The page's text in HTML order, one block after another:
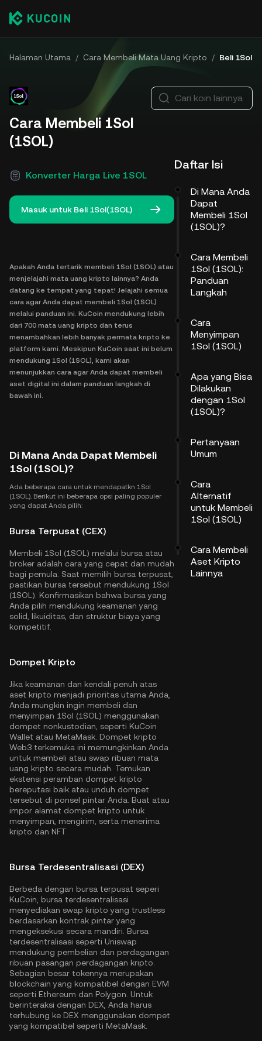
Halaman Utama / Cara Membeli Mata Uang Kripto / Beli 1Sol
Cara Membeli 1Sol
(1SOL)
Konverter Harga Live 1SOL
Masuk untuk Beli 1Sol(1SOL)
Apakah Anda tertarik membeli 1Sol (1SOL) atau
menjelajahi mata uang kripto lainnya? Anda
datang ke tempat yang tepat! Jelajahi semua
cara agar Anda dapat membeli 1Sol (1SOL)
melalui panduan ini. KuCoin mendukung lebih
dari 700 mata uang kripto dan terus
menambahkan lebih banyak permata kripto ke
platform kami. Meskipun KuCoin saat ini belum
mendukung 1Sol (1SOL), kami akan
menunjukkan cara agar Anda dapat membeli
aset digital ini dalam panduan langkah di
bawah ini.
Di Mana Anda Dapat Membeli
1Sol (1SOL)?
Ada beberapa cara untuk mendapatkn 1Sol
(1SOL). Berikut ini beberapa opsi paling populer
yang dapat Anda pilih:
Bursa Terpusat (CEX)
Membeli 1Sol (1SOL) melalui bursa atau
broker adalah cara yang cepat dan mudah
bagi pemula. Saat memilih bursa terpusat,
pastikan bursa tersebut mendukung 1Sol
(1SOL). Konfirmasikan bahwa bursa yang
Anda pilih mendukung keamanan yang
solid, likuiditas, dan struktur biaya yang
kompetitif.
Dompet Kripto
Jika keamanan dan kendali penuh atas
aset kripto menjadi prioritas utama Anda,
Anda mungkin ingin membeli dan
menyimpan 1Sol (1SOL) menggunakan
dompet nonkustodian, seperti KuCoin
Wallet atau MetaMask. Dompet kripto
Web3 terkemuka ini memungkinkan Anda
untuk membeli atau swap ribuan mata
uang kripto secara mudah. Temukan
ekstensi peramban dompet kripto
bereputasi baik atau unduh dompet
tersebut di ponsel pintar Anda. Buat atau
impor alamat dompet kripto untuk
menyimpan, mengirim, serta menerima
kripto dan NFT.
Bursa Terdesentralisasi (DEX)
Berbeda dengan bursa terpusat seperi
KuCoin, bursa terdesentralisasi
menyediakan swap kripto yang trustless
berdasarkan kontrak pintar yang
mengeksekusi secara mandiri. Bursa
terdesentralisasi seperti Uniswap
mendukung pembelian dan perdagangan
ribuan pasangan perdagangan kripto.
Sebagian besar tokennya merupakan
blockchain yang kompatibel dengan EVM
seperti Ethereum dan Polygon . Untuk
berinteraksi dengan DEX, Anda harus
terhubung ke DEX menggunakan dompet
yang kompatibel seperti MetaMask.
Cari koin lainnya
Daftar Isi
Di Mana Anda
Dapat
Membeli 1Sol
(1SOL)?
Cara Membeli
1Sol (1SOL):
Panduan
Langkah
Cara
Menyimpan
1Sol (1SOL)
Apa yang Bisa
Dilakukan
dengan 1Sol
(1SOL)?
Pertanyaan
Umum
Cara
Alternatif
untuk Membeli
1Sol (1SOL)
Cara Membeli
Aset Kripto
Lainnya